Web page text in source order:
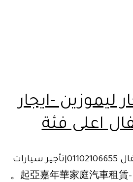
ليموزين -ايجار
اعلى فئة
أرخص ايجار كيا كرنفال 01102106655|تأجير سيارات
للعائلات كيا كرنفال -起亞嘉年華家庭汽車租賃。